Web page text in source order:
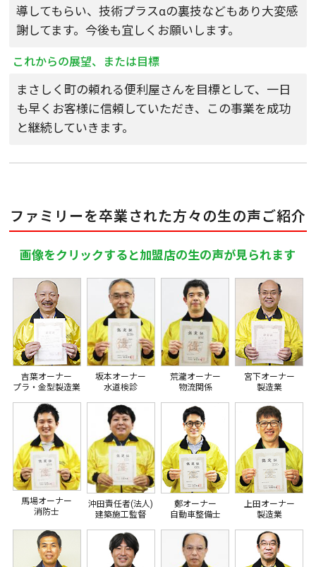
導してもらい、技術プラスαの裏技などもあり大変感
謝してます。今後も宜しくお願いします。
これからの展望、または目標
まさしく町の頼れる便利屋さんを目標として、一日
も早くお客様に信頼していただき、この事業を成功
と継続していきます。
ファミリーを卒業された方々の生の声ご紹介
画像をクリックすると加盟店の生の声が見られます
吉葉オーナー
プラ・金型製造業
坂本オーナー
水道検診
荒瀧オーナー
物流関係
宮下オーナー
製造業
馬場オーナー
消防士
沖田責任者(法人)
建築施工監督
鄭オーナー
自動車整備士
上田オーナー
製造業